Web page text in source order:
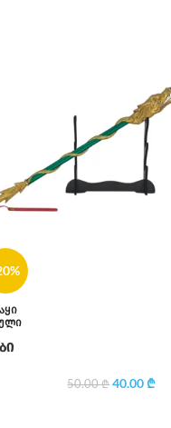
50.00₾ 40.00₾